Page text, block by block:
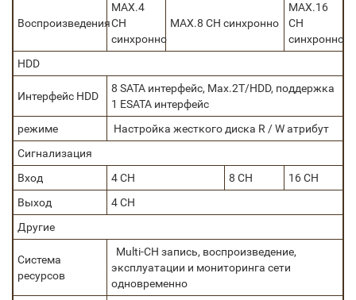
Воспроизведения
MAX.4
CH
синхронно
MAX.8 CH синхронно
MAX.16
CH
синхронно
HDD
Интерфейс HDD
8 SATA интерфейс, Max.2T/HDD, поддержка
1 ESATA интерфейс
режиме
Настройка жесткого диска R / W атрибут
Сигнализация
Вход
4 CH 8 CH
16 CH
Выход
4 CH
Другие
Система
ресурсов
Multi-CH запись, воспроизведение,
эксплуатации и мониторинга сети
одновременно